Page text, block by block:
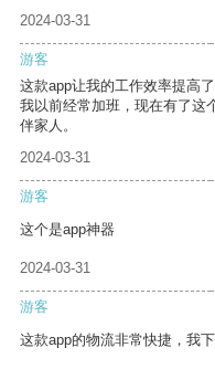
2024-03-31
游客
这款app让我的工作效率提高
我以前经常加班，现在有了这
伴家人。
2024-03-31
游客
这个是app神器
2024-03-31
游客
这款app的物流非常快捷，我